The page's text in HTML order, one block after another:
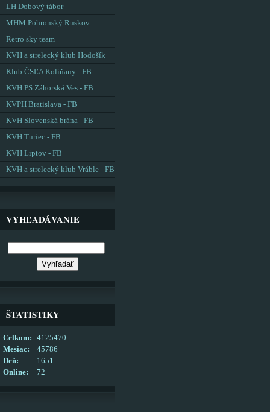
LH Dobový tábor
MHM Pohronský Ruskov
Retro sky team
KVH a strelecký klub Hodošík
Klub ČSĽA Kolíňany - FB
KVH PS Záhorská Ves - FB
KVPH Bratislava - FB
KVH Slovenská brána - FB
KVH Turiec - FB
KVH Liptov - FB
KVH a strelecký klub Vráble - FB
VYHĽADÁVANIE
ŠTATISTIKY
Online: 72
Celkom:
4125470
Mesiac:
45786
Deň:
1651